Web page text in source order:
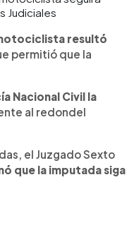
Judiciales
resultó
permitió que la
Nacional Civil la
al redondel
el Juzgado Sexto
que la imputada siga